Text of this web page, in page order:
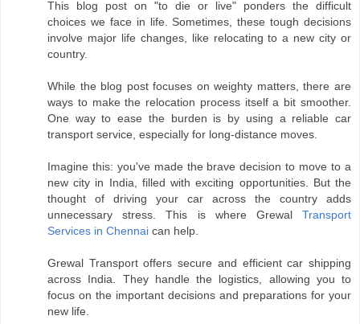
This blog post on "to die or live" ponders the difficult
choices we face in life. Sometimes, these tough decisions
involve major life changes, like relocating to a new city or
country.
While the blog post focuses on weighty matters, there are
ways to make the relocation process itself a bit smoother.
One way to ease the burden is by using a reliable car
transport service, especially for long-distance moves.
Imagine this: you've made the brave decision to move to a
new city in India, filled with exciting opportunities. But the
thought of driving your car across the country adds
unnecessary stress. This is where Grewal Transport
Services in Chennai can help.
Grewal Transport offers secure and efficient car shipping
across India. They handle the logistics, allowing you to
focus on the important decisions and preparations for your
new life.